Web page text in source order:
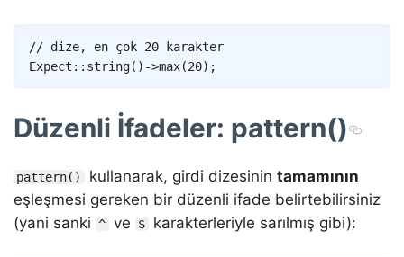
// dize, en çok 20 karakter
Expect :: string( ) ->max(20) ;
Düzenli İfadeler: pattern()
pattern() kullanarak, girdi dizesinin tamamının
eşleşmesi gereken bir düzenli ifade belirtebilirsiniz
(yani sanki ^ ve $ karakterleriyle sarılmış gibi):